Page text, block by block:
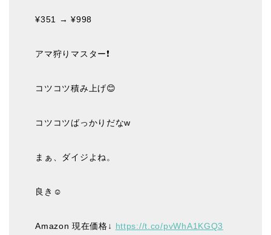
¥351 → ¥998
アマ狩りマスター❗️
コツコツ積み上げ😊
コツコツばっかりだなw
まぁ、ダイジよね。
良き☺️
Amazon 現在価格↓ https://t.co/pvWhA1KGQ3